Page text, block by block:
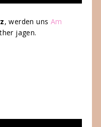
, werden uns Am
jagen.